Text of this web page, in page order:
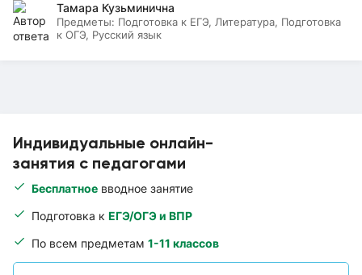
Индивидуальные онлайн-
занятия с педагогами
Бесплатное вводное занятие
Подготовка к ЕГЭ/ОГЭ и ВПР
По всем предметам 1-11 классов
Тамара Кузьминична
Предметы: Подготовка к ЕГЭ, Литература, Подготовка
к ОГЭ, Русский язык